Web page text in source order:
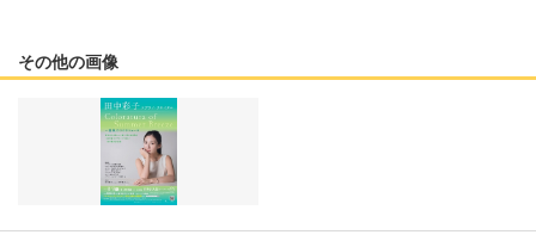
その他の画像